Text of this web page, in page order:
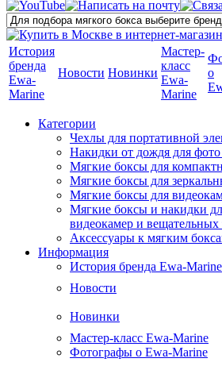
История
бренда
Ewa-
Marine
Новости Новинки
Мастер-
класс
Ewa-
Marine
о
Категории
Чехлы для портативной
Накидки от дождя для
Мягкие боксы для
Мягкие боксы для
Мягкие боксы для
Мягкие боксы и накидки
видеокамер и вещательных
Аксессуары к мягким
Информация
История бренда Ewa-Marine
Новости
Новинки
Мастер-класс Ewa-Marine
Фотографы о Ewa-Marine